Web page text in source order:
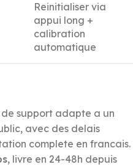
Reinitialiser via
appui long +
calibration
automatique
support adapte a un
avec des delais
complete en francais.
, livre en 24-48h depuis